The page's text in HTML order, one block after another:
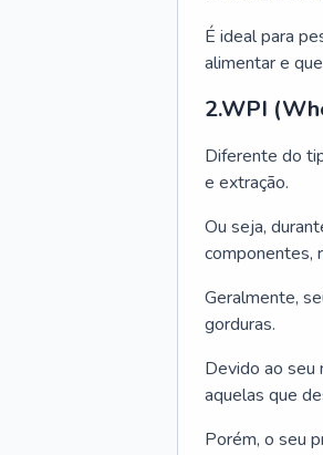
É ideal para
alimentar e
2.WPI
Diferente do
e extração.
Ou seja,
componentes,
Geralmente,
gorduras.
Devido ao seu
aquelas que
Porém, o seu